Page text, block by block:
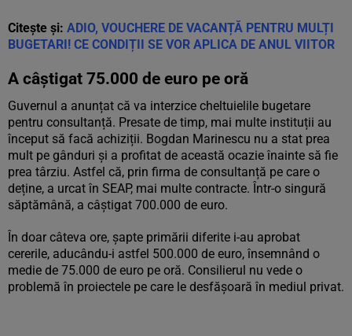
Citește și: ADIO, VOUCHERE DE VACANȚĂ PENTRU MULȚI
BUGETARI! CE CONDIȚII SE VOR APLICA DE ANUL VIITOR
A câștigat 75.000 de euro pe oră
Guvernul a anunțat că va interzice cheltuielile bugetare
pentru consultanță. Presate de timp, mai multe instituții au
început să facă achiziții. Bogdan Marinescu nu a stat prea
mult pe gânduri și a profitat de această ocazie înainte să fie
prea târziu. Astfel că, prin firma de consultanță pe care o
deține, a urcat în SEAP, mai multe contracte. Într-o singură
săptămână, a câștigat 700.000 de euro.
În doar câteva ore, șapte primării diferite i-au aprobat
cererile, aducându-i astfel 500.000 de euro, însemnând o
medie de 75.000 de euro pe oră. Consilierul nu vede o
problemă în proiectele pe care le desfășoară în mediul privat.